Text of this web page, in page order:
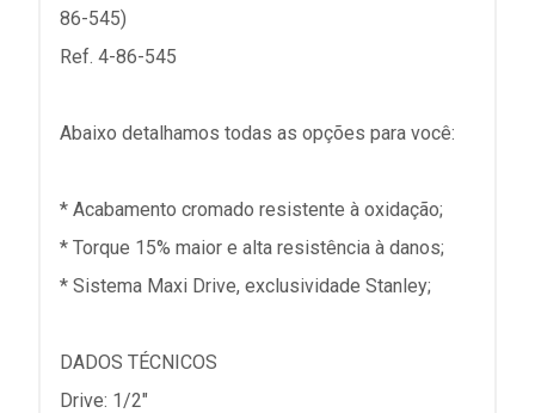
86-545)
Ref. 4-86-545
Abaixo detalhamos todas as opções para você:
* Acabamento cromado resistente à oxidação;
* Torque 15% maior e alta resistência à danos;
* Sistema Maxi Drive, exclusividade Stanley;
DADOS TÉCNICOS
Drive: 1/2"